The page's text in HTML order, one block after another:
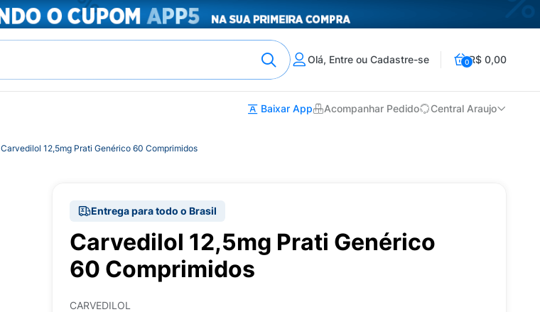
Olá, Entre ou Cadastre-se 0R$ 0,00
Baixar App Acompanhar Pedido Central Araujo
Carvedilol 12,5mg Prati Genérico 60 Comprimidos
Entrega para todo o Brasil
Carvedilol 12,5mg Prati Genérico
60 Comprimidos
CARVEDILOL